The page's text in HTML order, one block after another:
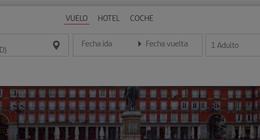
VUELO HOTEL COCHE
Fecha ida
Introduce la fecha en formato día/mes/año
Fecha vuelta
Introduce la fecha en formato día/mes/año
1 Adulto